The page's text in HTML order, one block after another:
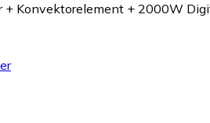
+ Konvektorelement + 2000W